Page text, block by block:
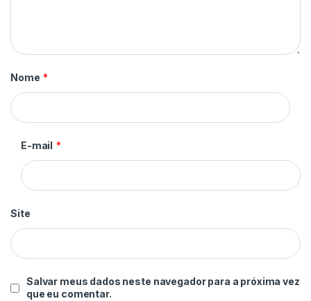
Nome *
E-mail *
Site
Salvar meus dados neste navegador para a próxima vez
que eu comentar.